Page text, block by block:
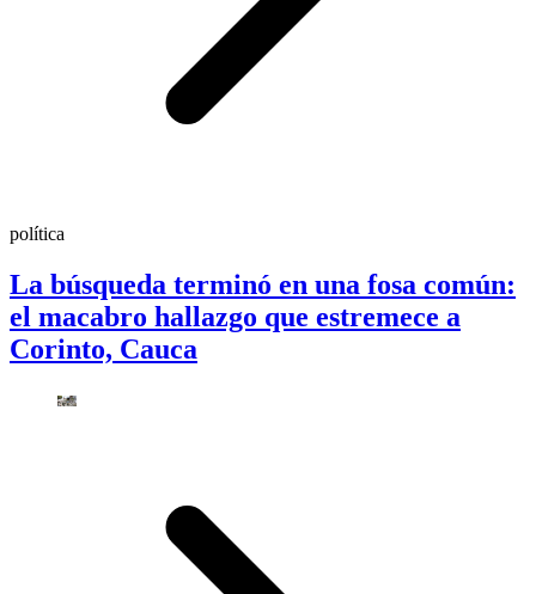
política
La búsqueda terminó en una fosa común:
el macabro hallazgo que estremece a
Corinto, Cauca